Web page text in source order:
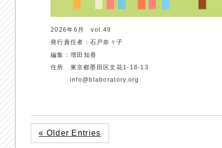
2026年6月 vol.49
発行責任者：石戸奈々子
編集：増田知香
住所 東京都墨田区文花1-18-13
info@blaboratory.org
« Older Entries